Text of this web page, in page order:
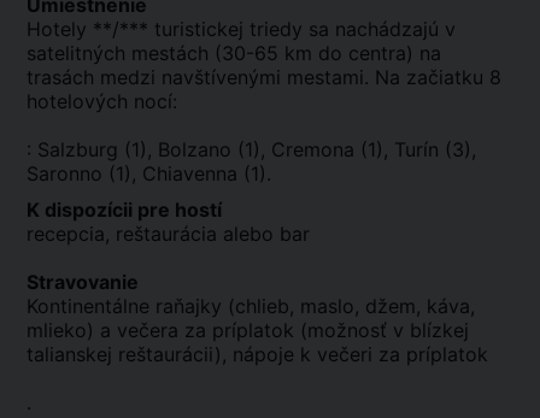
Umiestnenie
Hotely **/*** turistickej triedy sa nachádzajú v
satelitných mestách (30-65 km do centra) na
trasách medzi navštívenými mestami. Na začiatku 8
hotelových nocí:
: Salzburg (1), Bolzano (1), Cremona (1), Turín (3),
Saronno (1), Chiavenna (1).
K dispozícii pre hostí
recepcia, reštaurácia alebo bar
Stravovanie
Kontinentálne raňajky (chlieb, maslo, džem, káva,
mlieko) a večera za príplatok (možnosť v blízkej
talianskej reštaurácii), nápoje k večeri za príplatok
.